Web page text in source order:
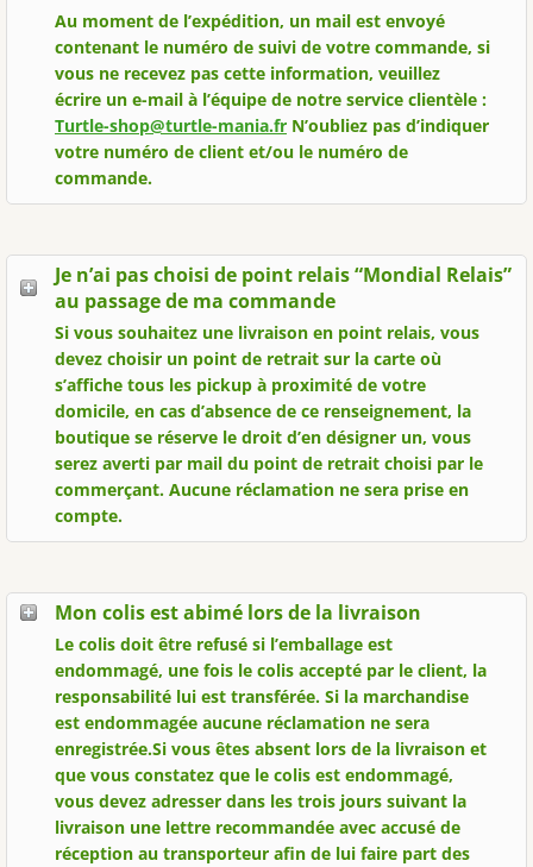
Au moment de l’expédition, un mail est envoyé
contenant le numéro de suivi de votre commande, si
vous ne recevez pas cette information, veuillez
écrire un e-mail à l’équipe de notre service clientèle :
Turtle-shop@turtle-mania.fr N’oubliez pas d’indiquer
votre numéro de client et/ou le numéro de
commande.
Je n’ai pas choisi de point relais “Mondial Relais”
au passage de ma commande
Si vous souhaitez une livraison en point relais, vous
devez choisir un point de retrait sur la carte où
s’affiche tous les pickup à proximité de votre
domicile, en cas d’absence de ce renseignement, la
boutique se réserve le droit d’en désigner un, vous
serez averti par mail du point de retrait choisi par le
commerçant. Aucune réclamation ne sera prise en
compte.
Mon colis est abimé lors de la livraison
Le colis doit être refusé si l’emballage est
endommagé, une fois le colis accepté par le client, la
responsabilité lui est transférée. Si la marchandise
est endommagée aucune réclamation ne sera
enregistrée.Si vous êtes absent lors de la livraison et
que vous constatez que le colis est endommagé,
vous devez adresser dans les trois jours suivant la
livraison une lettre recommandée avec accusé de
réception au transporteur afin de lui faire part des